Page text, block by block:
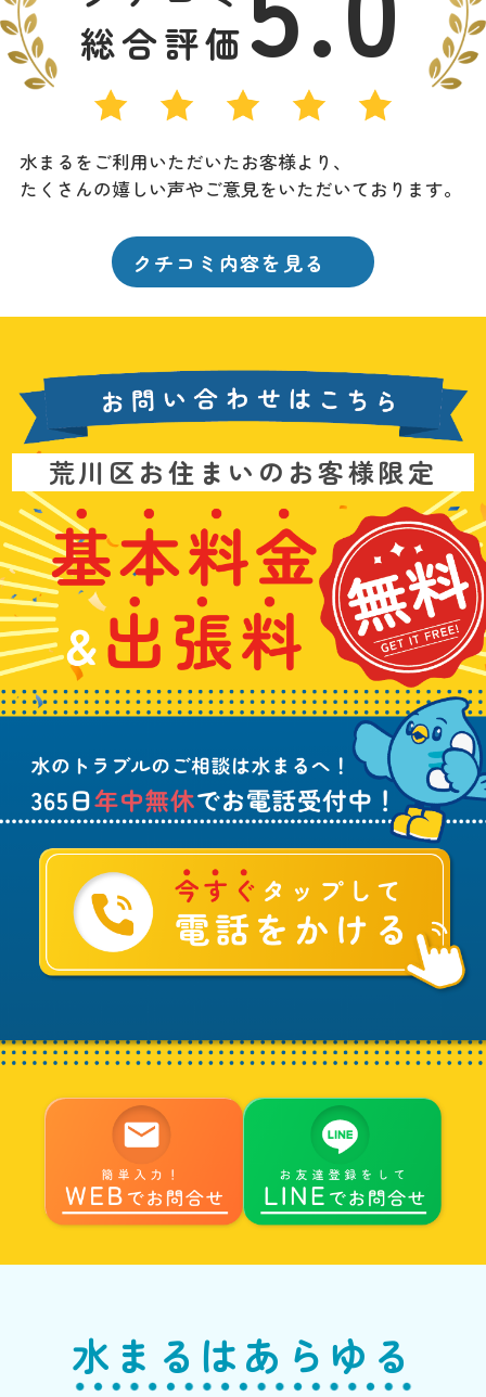
総合評価
水まるをご利用いただいたお客様より、
たくさんの嬉しい声やご意見をいただいております。
クチコミ内容を見る
合
わ
せ
は
こ
ち
ら
荒川区お住まいのお客様限定
本
料
金
&
出
張
料
無
料
漏
れ
や
詰
ま
り
、
水
の
ラ
ブ
6
日
年
中
無
休
で
お
話
受
水まるはあらゆる